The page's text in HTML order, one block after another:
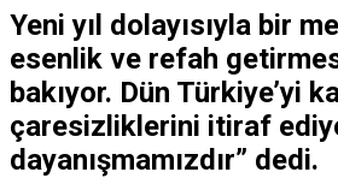
Yeni yıl dolayısıyla bir
esenlik ve refah
bakıyor. Dün Türkiye’yi
çaresizliklerini itiraf
dayanışmamızdır” dedi.